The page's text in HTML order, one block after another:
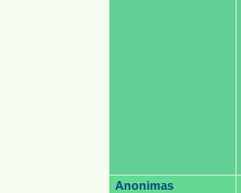
Anonimas